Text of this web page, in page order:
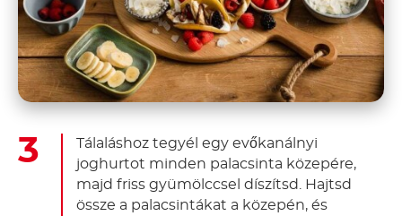
Tálaláshoz tegyél egy evőkanálnyi
joghurtot minden palacsinta közepére,
majd friss gyümölccsel díszítsd. Hajtsd
össze a palacsintákat a közepén, és